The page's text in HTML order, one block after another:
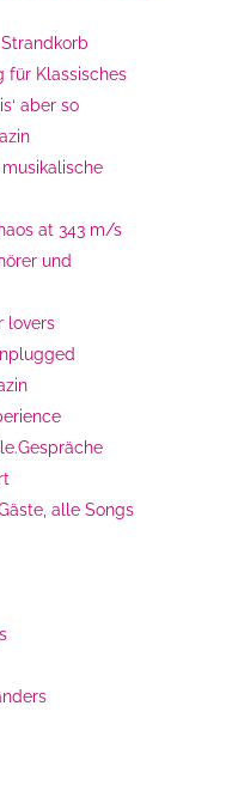
für Klassisches
aber so
at 343 m/s
und
lovers
alle Songs